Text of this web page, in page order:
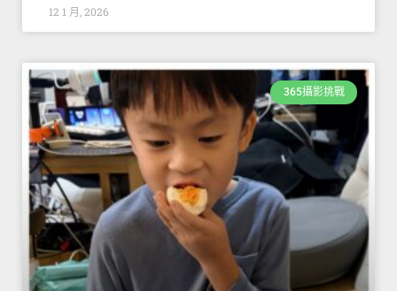
12 1 月, 2026
365攝影挑戰